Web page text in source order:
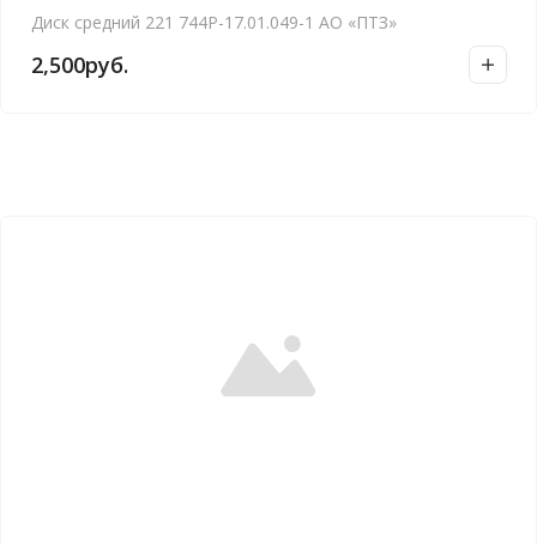
Диск средний 221 744Р-17.01.049-1 АО «ПТЗ»
2,500руб.